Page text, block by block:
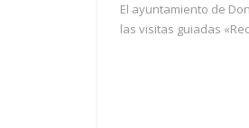
El ayuntamiento de
las visitas guiadas